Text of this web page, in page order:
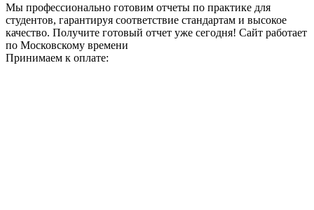
Мы профессионально готовим отчеты по практике для
студентов, гарантируя соответствие стандартам и высокое
качество. Получите готовый отчет уже сегодня! Сайт работает
по Московскому времени
Принимаем к оплате: